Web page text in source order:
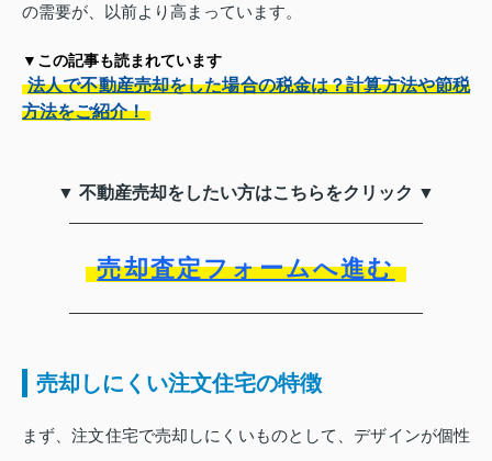
の需要が、以前より高まっています。
▼この記事も読まれています
法人で不動産売却をした場合の税金は？計算方法や節税
方法をご紹介！
▼ 不動産売却をしたい方はこちらをクリック ▼
売却査定フォームへ進む
売却しにくい注文住宅の特徴
まず、注文住宅で売却しにくいものとして、デザインが個性